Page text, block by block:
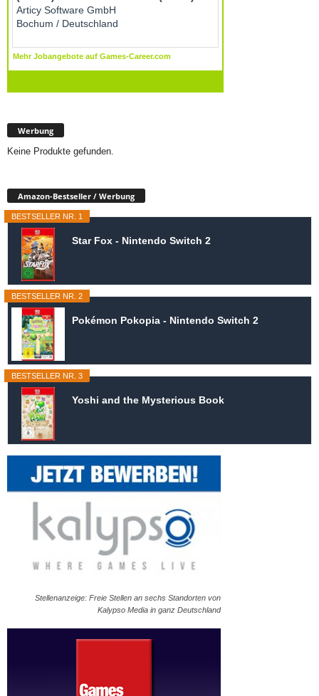
Werbung
Keine Produkte gefunden.
Amazon-Bestseller / Werbung
BESTSELLER NR. 1
Star Fox - Nintendo Switch 2
BESTSELLER NR. 2
Pokémon Pokopia - Nintendo Switch 2
BESTSELLER NR. 3
Yoshi and the Mysterious Book
Stellenanzeige: Freie Stellen an sechs Standorten von
Kalypso Media in ganz Deutschland